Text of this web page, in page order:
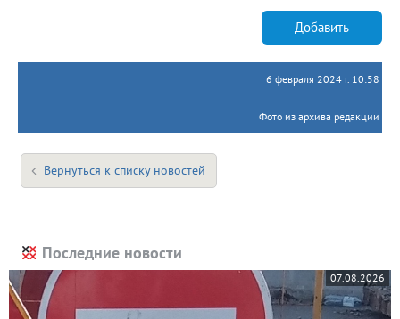
Добавить
6 февраля 2024 г. 10:58
Фото из архива редакции
Вернуться к списку новостей
Последние новости
07.08.2026